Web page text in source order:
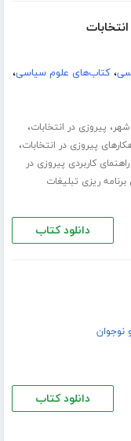
،کتاب‌های علوم سیاسی،
شهر، پیروزی در انتخابات،
پیروزی در انتخابات،
راهنمای کاربردی پیروزی در
برنامه ریزی تبلیغات
دانلود کتاب
دانلود کتاب